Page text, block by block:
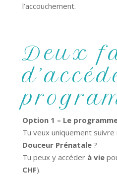
l’accouchement.
Deux
Option 1 – Le
Tu veux uniquement
Douceur Prénatale?
Tu peux y accéder à vie
CHF).